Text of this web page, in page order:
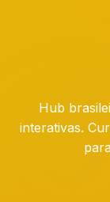
Hub
interativas.